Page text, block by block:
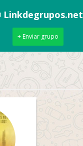
Linkdegrupos.net
+ Enviar grupo